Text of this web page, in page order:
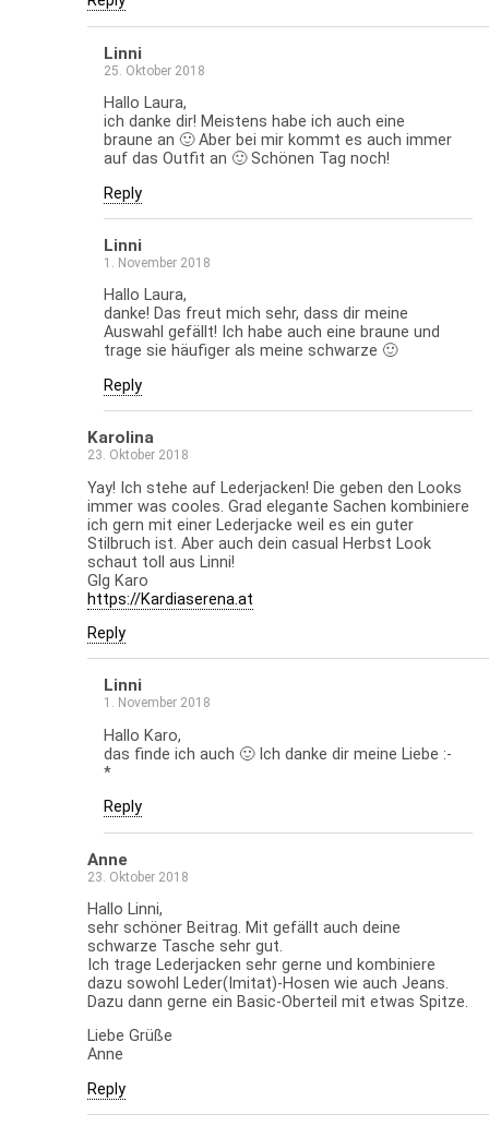
Linni
25. Oktober 2018
Hallo Laura,
ich danke dir! Meistens habe ich auch eine
braune an 🙂 Aber bei mir kommt es auch immer
auf das Outfit an 🙂 Schönen Tag noch!
Reply
Linni
1. November 2018
Hallo Laura,
danke! Das freut mich sehr, dass dir meine
Auswahl gefällt! Ich habe auch eine braune und
trage sie häufiger als meine schwarze 🙂
Reply
Karolina
23. Oktober 2018
Yay! Ich stehe auf Lederjacken! Die geben den Looks
immer was cooles. Grad elegante Sachen kombiniere
ich gern mit einer Lederjacke weil es ein guter
Stilbruch ist. Aber auch dein casual Herbst Look
schaut toll aus Linni!
Glg Karo
https://Kardiaserena.at
Reply
Linni
1. November 2018
Hallo Karo,
das finde ich auch 🙂 Ich danke dir meine Liebe :-
*
Reply
Anne
23. Oktober 2018
Hallo Linni,
sehr schöner Beitrag. Mit gefällt auch deine
schwarze Tasche sehr gut.
Ich trage Lederjacken sehr gerne und kombiniere
dazu sowohl Leder(Imitat)-Hosen wie auch Jeans.
Dazu dann gerne ein Basic-Oberteil mit etwas Spitze.
Liebe Grüße
Anne
Reply